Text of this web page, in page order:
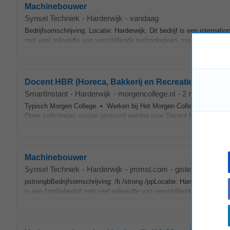
Machinebouwer
Synsel Techniek - Harderwijk - vandaag
Bedrijfsomschrijving: Locatie: Harderwijk. Dit bedrijf is een
met veel reikwijdte van verschillende technologieën, machines en
Docent HBR (Horeca, Bakkerij en Recreatie)
SmartInstant - Harderwijk - morgencollege.nl - 2 maanden
Typisch Morgen College • Werken bij Het Morgen College is
Open sollicitaties mogen gestuurd worden naar Docent HBR (Horeca,
Machinebouwer
Synsel Techniek - Harderwijk - jmmst.com - gisteren
pstrongbBedrijfsomschrijving: /b /strong /ppLocatie: Harderwijk.brDit
is een familiebedrijf met veel reikwijdte van verschillende